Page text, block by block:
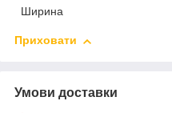
Ширина
Приховати
Умови доставки